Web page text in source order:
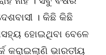
। କିଛି କିଛି
ହୋଇଥିବା ବେଳେ
କରାଇଲାଣି ଭାରତୀୟ